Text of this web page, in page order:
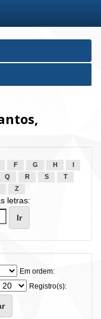
F G H
Q R S
T
Z
letras:
Em ordem:
Registro(s):